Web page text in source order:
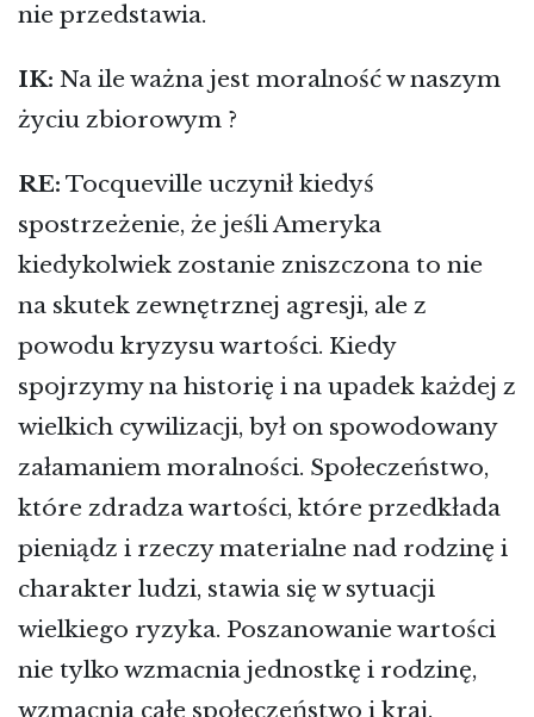
nie przedstawia.
IK: Na ile ważna jest moralność w naszym
życiu zbiorowym ?
RE: Tocqueville uczynił kiedyś
spostrzeżenie, że jeśli Ameryka
kiedykolwiek zostanie zniszczona to nie
na skutek zewnętrznej agresji, ale z
powodu kryzysu wartości. Kiedy
spojrzymy na historię i na upadek każdej z
wielkich cywilizacji, był on spowodowany
załamaniem moralności. Społeczeństwo,
które zdradza wartości, które przedkłada
pieniądz i rzeczy materialne nad rodzinę i
charakter ludzi, stawia się w sytuacji
wielkiego ryzyka. Poszanowanie wartości
nie tylko wzmacnia jednostkę i rodzinę,
wzmacnia całe społeczeństwo i kraj.